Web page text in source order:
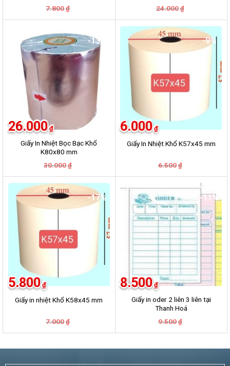
7.800 ₫
là:
tại
6.500₫.
24.000 ₫
là:
24.000₫.
tại
là:
20.000₫.
-13%
Giấy In Nhiệt Bọc Bạc Khổ
K80x80 mm
30.000 ₫
là:
30.000₫.
26.000 ₫
tại
là:
26.000₫.
-8%
Giấy In Nhiệt Khổ K57x45 mm
6.500 ₫
là:
6.500₫.
6.000 ₫
tại
6.000₫.
-17%
Giấy in nhiệt Khổ K58x45 mm
7.000 ₫
là:
5.800 ₫
tại
5.800₫.
-11%
Giấy in oder 2 liên 3 liên tại
Thanh Hoá
9.500 ₫
là:
8.500 ₫
tại
8.500₫.